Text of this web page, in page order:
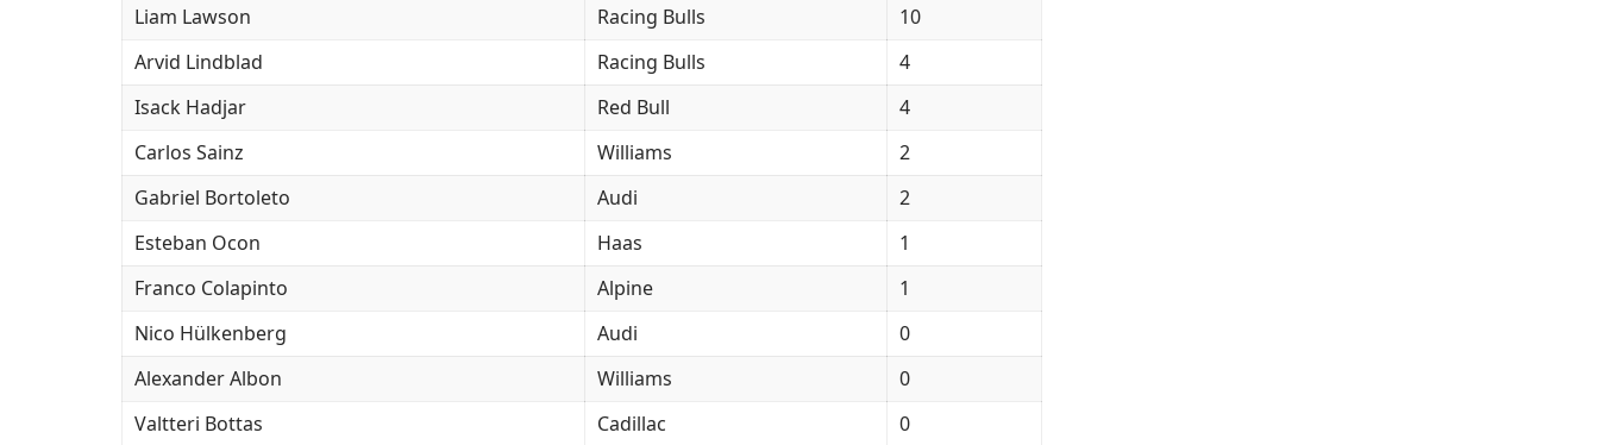
Liam Lawson
Racing Bulls
10
Arvid Lindblad
Racing Bulls
4
Isack Hadjar
Red Bull
4
Carlos Sainz
Williams
2
Gabriel Bortoleto
Audi
2
Esteban Ocon
Haas
1
Franco Colapinto
Alpine
1
Nico Hülkenberg
Audi
0
Alexander Albon
Williams
0
Valtteri Bottas
Cadillac 0